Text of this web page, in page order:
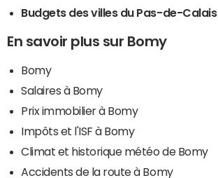
Budgets des villes du Pas-de-Calais
En savoir plus sur Bomy
Bomy
Salaires à Bomy
Prix immobilier à Bomy
Impôts et l'ISF à Bomy
Climat et historique météo de Bomy
Accidents de la route à Bomy